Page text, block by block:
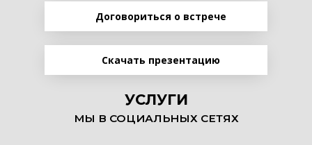
Договориться о встрече
Скачать презентацию
УСЛУГИ
МЫ В СОЦИАЛЬНЫХ СЕТЯХ